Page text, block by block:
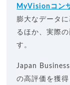
MyVisionコン
膨大なデータ
るほか、実際
す。
Japan
の高評価を獲